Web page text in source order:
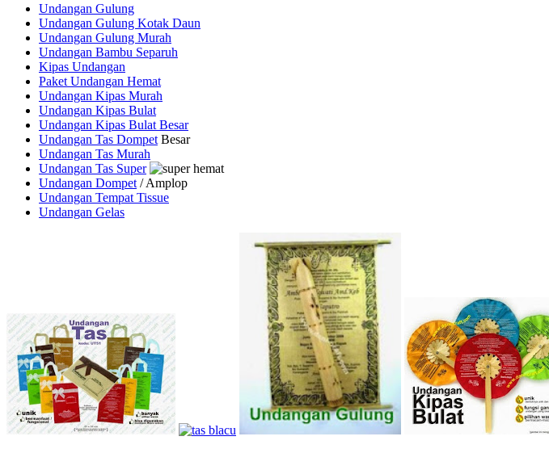
Undangan Gulung
Undangan Gulung Kotak Daun
Undangan Gulung Murah
Undangan Bambu Separuh
Kipas Undangan
Paket Undangan Hemat
Undangan Kipas Murah
Undangan Kipas Bulat
Undangan Kipas Bulat Besar
Undangan Tas Dompet Besar
Undangan Tas Murah
Undangan Tas Super
Undangan Dompet / Amplop
Undangan Tempat Tissue
Undangan Gelas